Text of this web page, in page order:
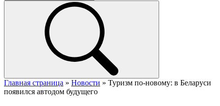
Главная страница » Новости » Туризм по-новому: в Беларуси
появился автодом будущего